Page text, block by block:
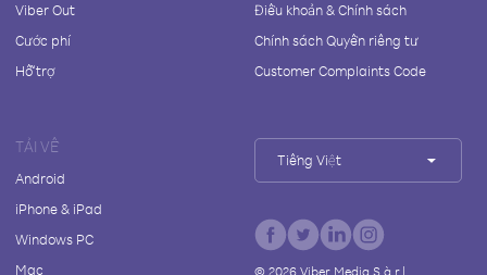
Viber Out
Cước phí
Hỗ trợ
Điều khoản & Chính sách
Chính sách Quyền riêng tư
Customer Complaints Code
TẢI VỀ
Android
iPhone & iPad
Windows PC
Mac
Tiếng Việt
© 2026Viber Media S.à r.l.